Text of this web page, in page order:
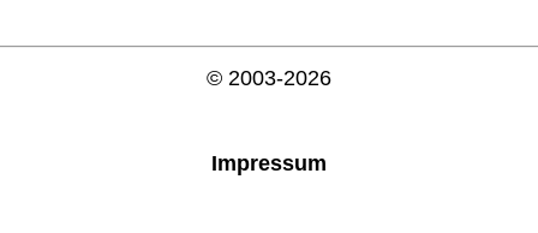
© 2003-2026
Impressum